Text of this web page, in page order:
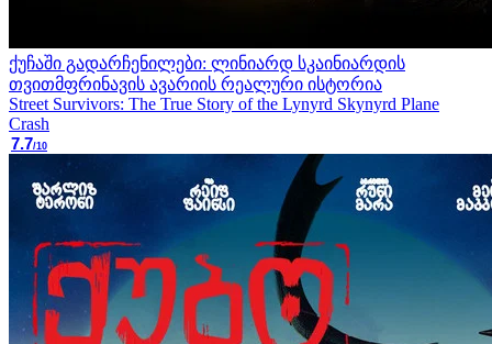
ქუჩაში გადარჩენილები: ლინიარდ სკაინიარდის
თვითმფრინავის ავარიის რეალური ისტორია
Street Survivors: The True Story of the Lynyrd Skynyrd Plane
Crash
7.7/10